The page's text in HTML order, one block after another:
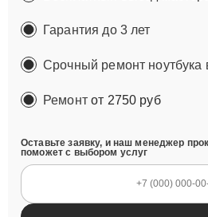
Гарантия до 3 лет
Срочный ремонт ноутбука
Ремонтот 2750 руб
Оставьте заявку, и наш менеджер
поможет с выбором услуг